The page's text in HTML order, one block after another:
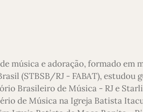
música e adoração, formado em
(STBSB/RJ - FABAT), estudou
Brasileiro de Música - RJ e
de Música na Igreja Batista